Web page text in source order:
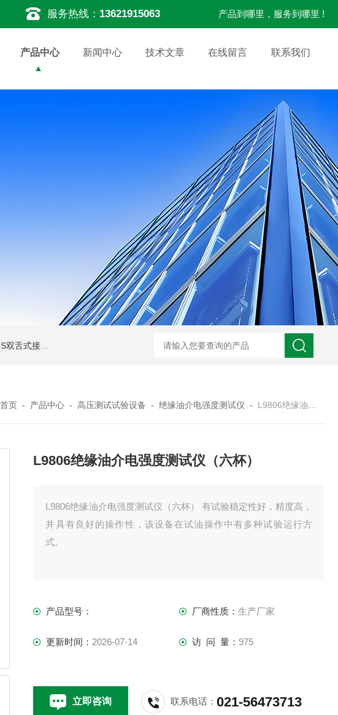
服务热线： 13621915063 产品到哪里，服务到哪里 !
产品中心 新闻中心 技术文章 在线留言 联系我们
舌式接地棒价格 HD3400A接地电阻测试仪 S3010数字接地电阻测试仪现货
首页 - 产品中心 -高压测试试验设备 -绝缘油介电强度测试仪 - L9806绝缘油介电强度测试仪（六杯）
L9806绝缘油介电强度测试仪（六杯）
L9806绝缘油介电强度测试仪（六杯） 有试验稳定性好，精度高，
并具有良好的操作性，该设备在试油操作中有多种试验运行方
式。
产品型号： 厂商性质： 生产厂家
更新时间： 2026-07-14 访 问 量： 975
立即咨询 联系电话：021-56473713